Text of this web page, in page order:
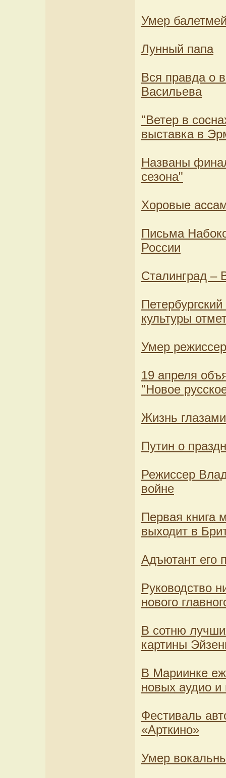
Умер
Лунный папа
Вся правда о
Васильева
"Ветер в
выставка в
Названы
сезона"
Хоровые
Письма
России
Сталинград –
культуры
Умер
19 апреля
"Новое
Жизнь
Путин о
Режиссер
войне
Первая книга
выходит в
Адъютант его
Руководство
нового
В сотню
картины
В Мариинке
новых аудио и
Фестиваль
«Арткино»
Умер